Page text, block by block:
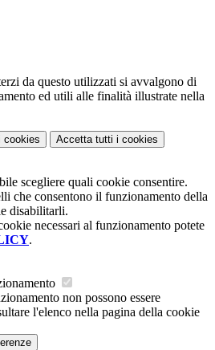
da questo utilizzati si avvalgono di
ed utili alle finalità illustrate nella
cookies Accetta tutti i cookies
scegliere quali cookie consentire.
che consentono il funzionamento della
disabilitarli.
necessari al funzionamento potete
.
non possono essere
l'elenco nella pagina della cookie